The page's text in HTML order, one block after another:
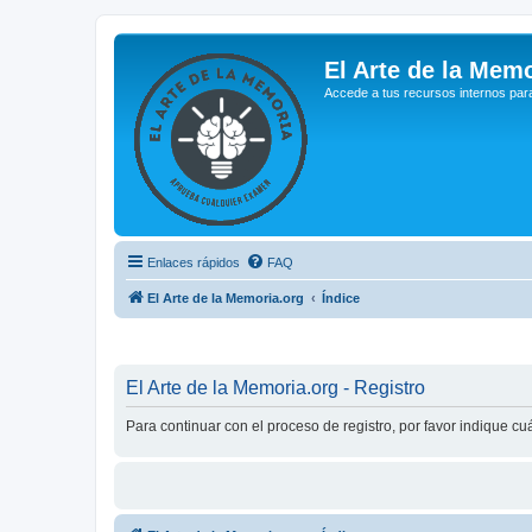
El Arte de la
Accede a tus recursos internos
Enlaces rápidos FAQ
El Arte de la Memoria.org Índice
El Arte de la Memoria.org - Registro
Para continuar con el proceso de registro, por favor indique